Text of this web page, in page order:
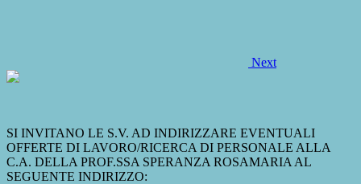
Next
SI INVITANO LE S.V. AD INDIRIZZARE EVENTUALI
OFFERTE DI LAVORO/RICERCA DI PERSONALE ALLA
C.A. DELLA PROF.SSA SPERANZA ROSAMARIA AL
SEGUENTE INDIRIZZO: